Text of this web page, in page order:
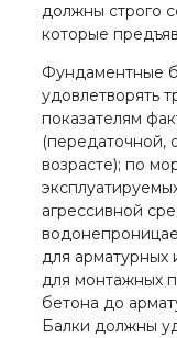
должны строго
которые
Фундаментные
удовлетворять
показателям
(передаточной,
возрасте); по
агрессивной
для арматурных
для монтажных
бетона до
Балки должны